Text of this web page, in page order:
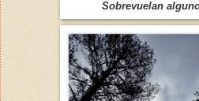
Sobrevuelan